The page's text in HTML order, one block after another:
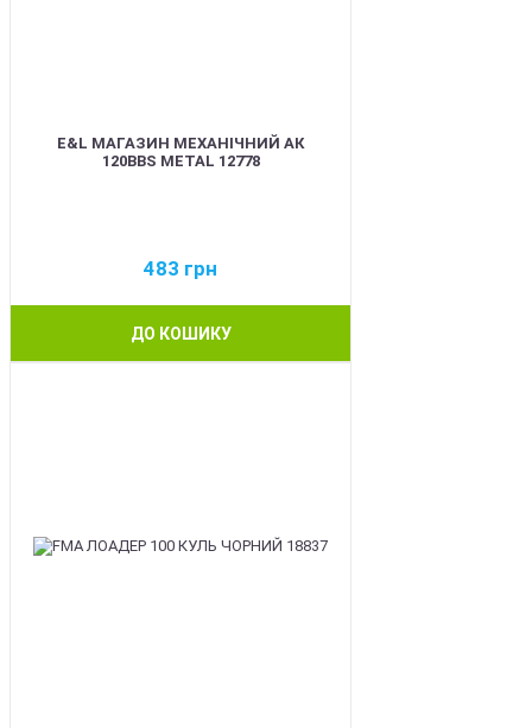
E&L МАГАЗИН МЕХАНІЧНИЙ АК
120BBS METAL 12778
483 грн
ДО КОШИКУ